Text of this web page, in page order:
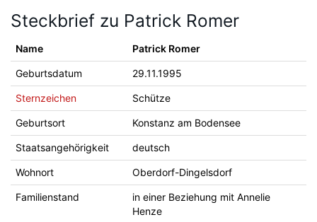
Steckbrief zu Patrick Romer
Name Patrick Romer
Geburtsdatum 29.11.1995
Sternzeichen Schütze
Geburtsort Konstanz am Bodensee
Staatsangehörigkeit deutsch
Wohnort Oberdorf-Dingelsdorf
Familienstand
in einer Beziehung mit Annelie
Henze